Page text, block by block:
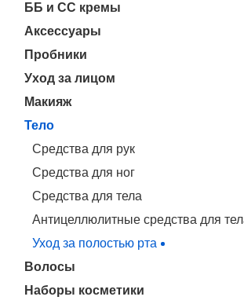
ББ и СС кремы
Аксессуары
Пробники
Уход за лицом
Макияж
Тело
Средства для рук
Средства для ног
Средства для тела
Антицеллюлитные средства для
Уход за полостью рта
Волосы
Наборы косметики